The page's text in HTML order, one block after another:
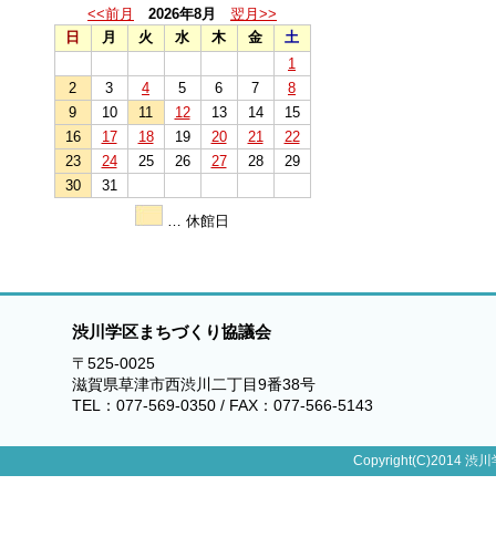
<<前月 2026年8月
翌月>>
日
月 火 水 木 金
土
1
2
3 4 5 6 7
8
9
10 11 12 13 14
15
16
17 18 19 20 21
22
23
24 25 26 27 28
29
30
31
… 休館日
渋川学区まちづくり協議会
〒525-0025
滋賀県草津市西渋川二丁目9番38号
TEL：077-569-0350 / FAX：077-566-5143
Copyright(C)2014 渋川